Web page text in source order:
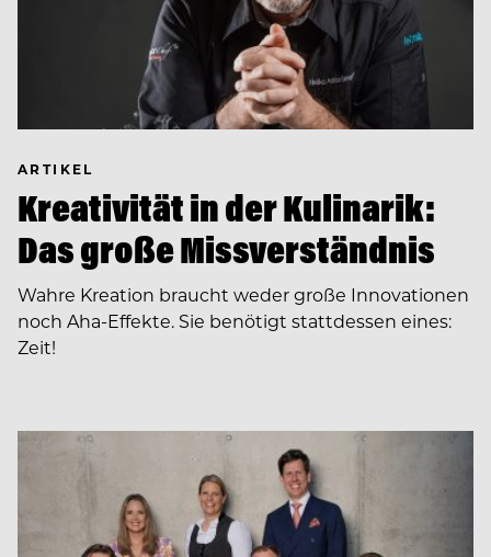
ARTIKEL
Kreativität in der Kulinarik:
Das große Missverständnis
Wahre Kreation braucht weder große Innovationen
noch Aha-Effekte. Sie benötigt stattdessen eines:
Zeit!